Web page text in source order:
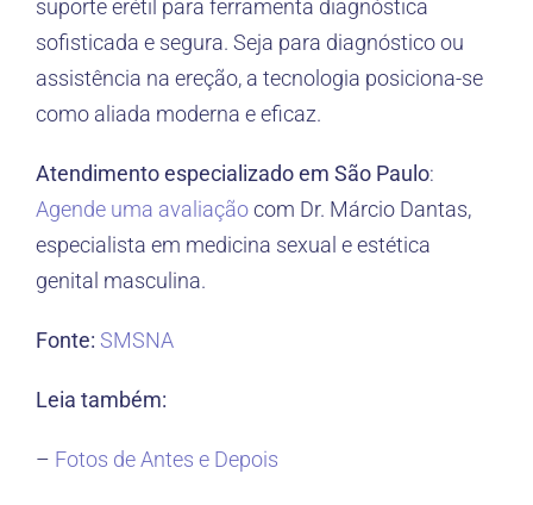
suporte erétil para ferramenta diagnóstica
sofisticada e segura. Seja para diagnóstico ou
assistência na ereção, a tecnologia posiciona-se
como aliada moderna e eficaz.
Atendimento especializado em São Paulo:
Agende uma avaliaçãocom Dr. Márcio Dantas,
especialista em medicina sexual e estética
genital masculina.
Fonte: SMSNA
Leia também:
– Fotos de Antes e Depois